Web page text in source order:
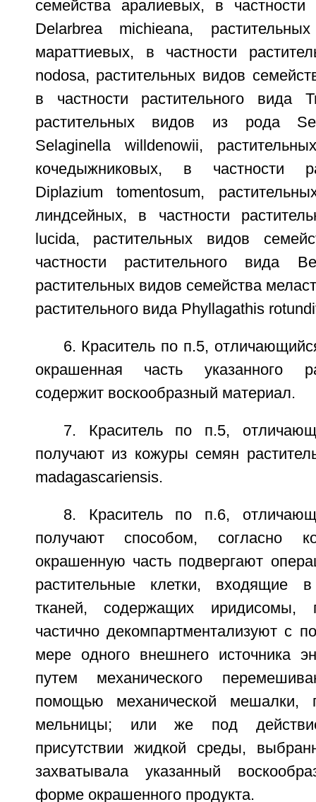
семейства аралиевых, в частности
Delarbrea michieana,
мараттиевых, в частности
nodosa, растительных видов
в частности растительного вида
растительных видов из рода
Selaginella willdenowii,
кочедыжниковых, в частности
Diplazium tomentosum,
линдсейных, в частности
lucida, растительных видов
частности растительного вида
растительных видов семейства
растительного вида Phyllagathis
6. Краситель по п.5,
окрашенная часть указанного
содержит воскообразный материал.
7. Краситель по п.5,
получают из кожуры семян
madagascariensis.
8. Краситель по п.6,
получают способом, согласно
окрашенную часть подвергают
растительные клетки, входящие
тканей, содержащих
частично декомпартментализуют с
мере одного внешнего источника
путем механического
помощью механической мешалки,
мельницы; или же под
присутствии жидкой среды,
захватывала указанный
форме окрашенного продукта.